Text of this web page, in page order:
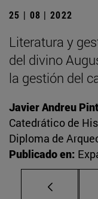
25 | 08 | 2022
Literatura y
del divino
la gestión del
Javier Andreu
Catedrático de
Diploma de
Publicado en: